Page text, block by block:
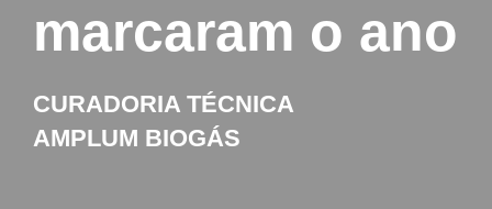
marcaram o ano
CURADORIA TÉCNICA
AMPLUM BIOGÁS